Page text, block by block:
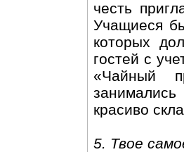
честь
Учащиеся
которых
гостей с
«Чайный
красиво
5. Твое